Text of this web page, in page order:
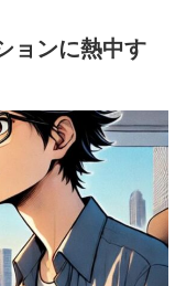
ョンに熱中す